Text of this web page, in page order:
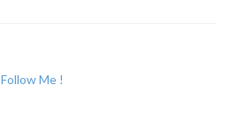
Follow Me !